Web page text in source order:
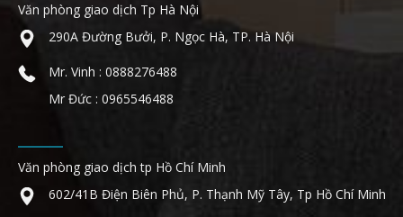
Văn phòng giao dịch Tp Hà Nội
290A Đường Bưởi, P. Ngọc Hà, TP. Hà Nội
Mr. Vinh : 0888276488
Mr Đức : 0965546488
Văn phòng giao dịch tp Hồ Chí Minh
602/41B Điện Biên Phủ, P. Thạnh Mỹ Tây, Tp Hồ Chí Minh